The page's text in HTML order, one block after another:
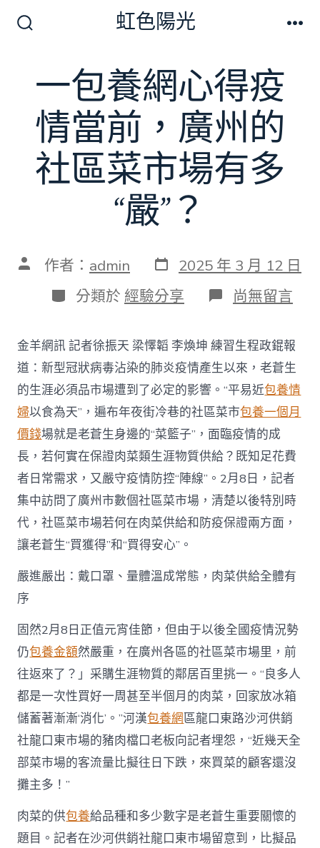
換
虹色陽光
一包養網心得疫
情當前，廣州的
社區菜市場有多
“嚴”？
文 作者： admin 發
表
日
期
2025 年 3 月 12 日
分
類
分類於 經驗分享 在
〈一
養
網
心
得
疫
情
當
前，
廣
州
的
社
區
菜
有
多
尚無留言
金羊網訊 記者徐振天 梁懌韜 李煥坤 練習生程政錕報
道：新型冠狀病毒沾染的肺炎疫情產生以來，老蒼生
的生涯必須品市場遭到了必定的影響。“平易近包養情
婦以食為天”，遍布年夜街冷巷的社區菜市包養一個月
價錢場就是老蒼生身邊的“菜籃子”，面臨疫情的成
長，若何實在保證肉菜類生涯物質供給？既知足花費
者日常需求，又嚴守疫情防控“陣線”。2月8日，記者
集中訪問了廣州市數個社區菜市場，清楚以後特別時
代，社區菜市場若何在肉菜供給和防疫保證兩方面，
讓老蒼生“買獲得”和“買得安心”。
嚴進嚴出：戴口罩、量體溫成常態，肉菜供給全體有
序
固然2月8日正值元宵佳節，但由于以後全國疫情況勢
仍包養金額然嚴重，在廣州各區的社區菜市場里，前
往返來了？」采購生涯物質的鄰居百里挑一。“良多人
都是一次性買好一周甚至半個月的肉菜，回家放冰箱
儲蓄著漸漸‘消化’。”河漢包養網區龍口東路沙河供銷
社龍口東市場的豬肉檔口老板向記者埋怨，“近幾天全
部菜市場的客流量比擬往日下跌，來買菜的顧客還沒
攤主多！”
肉菜的供包養給品種和多少數字是老蒼生重要關懷的
題目。記者在沙河供銷社龍口東市場留意到，比擬品